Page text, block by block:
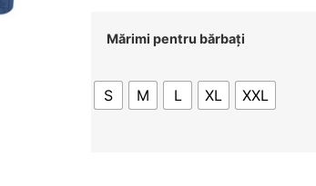
Mărimi pentru bărbați
S M L XL XXL